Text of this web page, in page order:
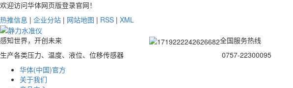
欢迎访问华体网页版登录官网！
热推信息 | 企业分站 | 网站地图 | RSS | XML
感知世界，开创未来
生产各类压力、温度、液位、位移传感器
全国服务热线
0757-22300095
华体(中国)官方
关于我们